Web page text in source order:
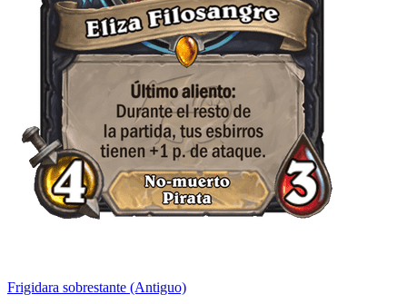
Frigidara sobrestante (Antiguo)